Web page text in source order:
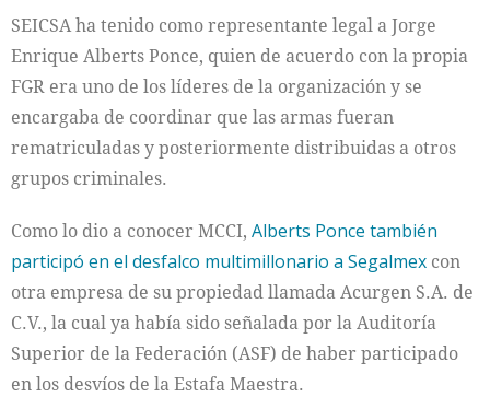
SEICSA ha tenido como representante legal a Jorge
Enrique Alberts Ponce, quien de acuerdo con la propia
FGR era uno de los líderes de la organización y se
encargaba de coordinar que las armas fueran
rematriculadas y posteriormente distribuidas a otros
grupos criminales.
Como lo dio a conocer MCCI, Alberts Ponce también
participó en el desfalco multimillonario a Segalmex con
otra empresa de su propiedad llamada Acurgen S.A. de
C.V., la cual ya había sido señalada por la Auditoría
Superior de la Federación (ASF) de haber participado
en los desvíos de la Estafa Maestra.